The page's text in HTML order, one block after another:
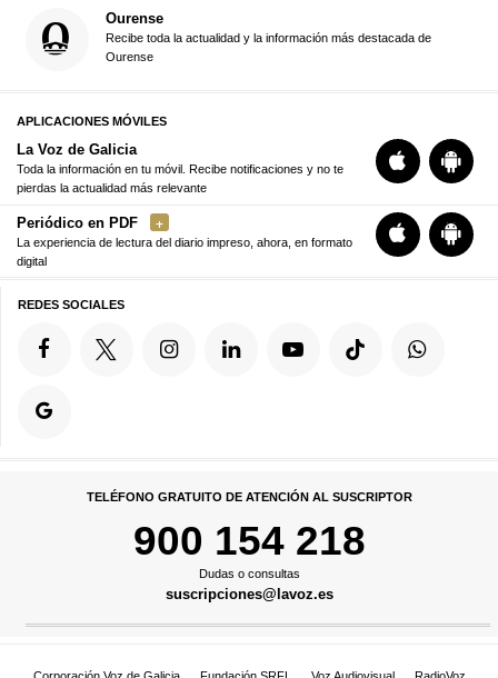
Ourense
Recibe toda la actualidad y la información más destacada de
Ourense
APLICACIONES MÓVILES
La Voz de Galicia
Toda la información en tu móvil. Recibe notificaciones y no te
pierdas la actualidad más relevante
Periódico en PDF
La experiencia de lectura del diario impreso, ahora, en formato
digital
REDES SOCIALES
TELÉFONO GRATUITO DE ATENCIÓN AL SUSCRIPTOR
900 154 218
Dudas o consultas
suscripciones@lavoz.es